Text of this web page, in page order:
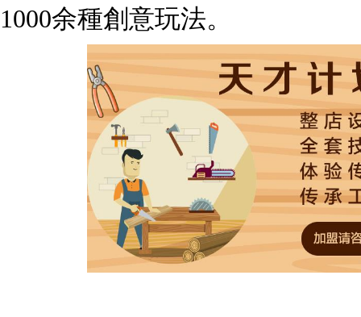
1000余種創意玩法。